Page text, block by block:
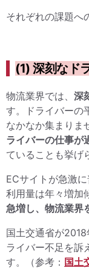
それぞれの課題へ
(1) 深刻なド
物流業界では、 深
す。ドライバーの
なかなか集まりま
ライバーの仕事が
ていることも挙げ
ECサイトが急激
利用量は年々増加
急増し、物流業界
国土交通省が
ライバー不足を訴
す。（参考： 国土